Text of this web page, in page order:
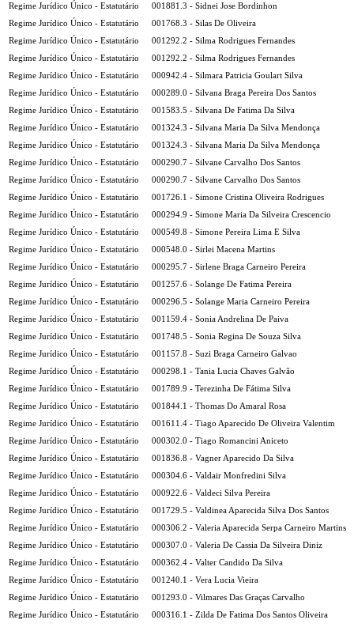
Regime Jurídico Único - Estatutário
001881.3 - Sidnei Jose Bordinhon
Regime Jurídico Único - Estatutário
001768.3 - Silas De Oliveira
Regime Jurídico Único - Estatutário
001292.2 - Silma Rodrigues Fernandes
Regime Jurídico Único - Estatutário
001292.2 - Silma Rodrigues Fernandes
Regime Jurídico Único - Estatutário
000942.4 - Silmara Patricia Goulart Silva
Regime Jurídico Único - Estatutário
000289.0 - Silvana Braga Pereira Dos Santos
Regime Jurídico Único - Estatutário
001583.5 - Silvana De Fatima Da Silva
Regime Jurídico Único - Estatutário
001324.3 - Silvana Maria Da Silva Mendonça
Regime Jurídico Único - Estatutário
001324.3 - Silvana Maria Da Silva Mendonça
Regime Jurídico Único - Estatutário
000290.7 - Silvane Carvalho Dos Santos
Regime Jurídico Único - Estatutário
000290.7 - Silvane Carvalho Dos Santos
Regime Jurídico Único - Estatutário
001726.1 - Simone Cristina Oliveira Rodrigues
Regime Jurídico Único - Estatutário
000294.9 - Simone Maria Da Silveira Crescencio
Regime Jurídico Único - Estatutário
000549.8 - Simone Pereira Lima E Silva
Regime Jurídico Único - Estatutário
000548.0 - Sirlei Macena Martins
Regime Jurídico Único - Estatutário
000295.7 - Sirlene Braga Carneiro Pereira
Regime Jurídico Único - Estatutário
001257.6 - Solange De Fatima Pereira
Regime Jurídico Único - Estatutário
000296.5 - Solange Maria Carneiro Pereira
Regime Jurídico Único - Estatutário
001159.4 - Sonia Andrelina De Paiva
Regime Jurídico Único - Estatutário
001748.5 - Sonia Regina De Souza Silva
Regime Jurídico Único - Estatutário
001157.8 - Suzi Braga Carneiro Galvao
Regime Jurídico Único - Estatutário
000298.1 - Tania Lucia Chaves Galvão
Regime Jurídico Único - Estatutário
001789.9 - Terezinha De Fátima Silva
Regime Jurídico Único - Estatutário
001844.1 - Thomas Do Amaral Rosa
Regime Jurídico Único - Estatutário
001611.4 - Tiago Aparecido De Oliveira Valentim
Regime Jurídico Único - Estatutário
000302.0 - Tiago Romancini Aniceto
Regime Jurídico Único - Estatutário
001836.8 - Vagner Aparecido Da Silva
Regime Jurídico Único - Estatutário
000304.6 - Valdair Monfredini Silva
Regime Jurídico Único - Estatutário
000922.6 - Valdeci Silva Pereira
Regime Jurídico Único - Estatutário
001729.5 - Valdinea Aparecida Silva Dos Santos
Regime Jurídico Único - Estatutário
000306.2 - Valeria Aparecida Serpa Carneiro Martins
Regime Jurídico Único - Estatutário
000307.0 - Valeria De Cassia Da Silveira Diniz
Regime Jurídico Único - Estatutário
000362.4 - Valter Candido Da Silva
Regime Jurídico Único - Estatutário
001240.1 - Vera Lucia Vieira
Regime Jurídico Único - Estatutário
001293.0 - Vilmares Das Graças Carvalho
Regime Jurídico Único - Estatutário
000316.1 - Zilda De Fatima Dos Santos Oliveira